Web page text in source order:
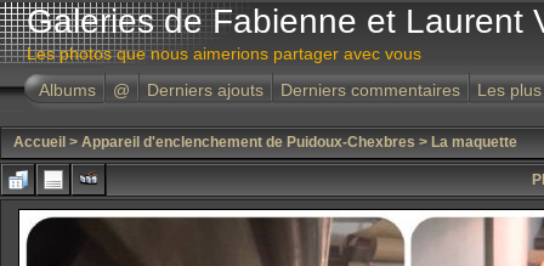
Galeries de Fabienne et Laurent
Les photos que nous aimerions partager avec vous
Albums
@ Derniers ajouts Derniers commentaires Les
Accueil > Appareil d'enclenchement de Puidoux-Chexbres > La maquette